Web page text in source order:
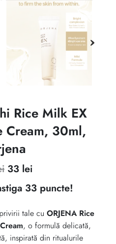
Rice Milk EX
Cream, 30ml,
Prețul
inițial
fost:
55 lei.
33 leiPrețul
curent
33 lei.
33 puncte!
tale cu ORJENA Rice
, o formulă delicată,
inspirată din ritualurile